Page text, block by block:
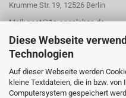
Diese Webseite
Technologien
Auf dieser Webseite werden
kleine Textdateien, die in bzw.
Computersystem gespeichert
Krumme Str. 19, 12526 Berlin
Mail: post@1a-angelshop.de
1A-Angelshop-
Ladengeschäft::
Regattastr. 66